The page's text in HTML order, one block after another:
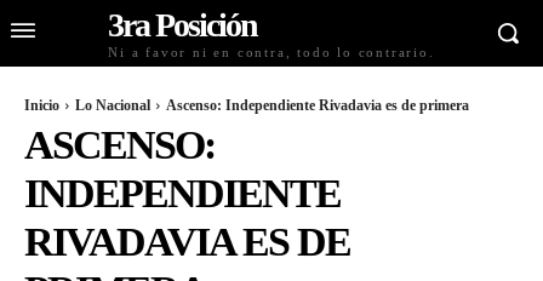
3ra Posición
Ni a favor ni en contra, todo lo contrario.
Inicio Lo Nacional Ascenso: Independiente Rivadavia es de primera
ASCENSO:
INDEPENDIENTE
RIVADAVIA ES DE